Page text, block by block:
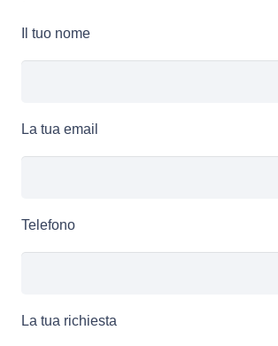
Il tuo nome
La tua email
Telefono
La tua richiesta